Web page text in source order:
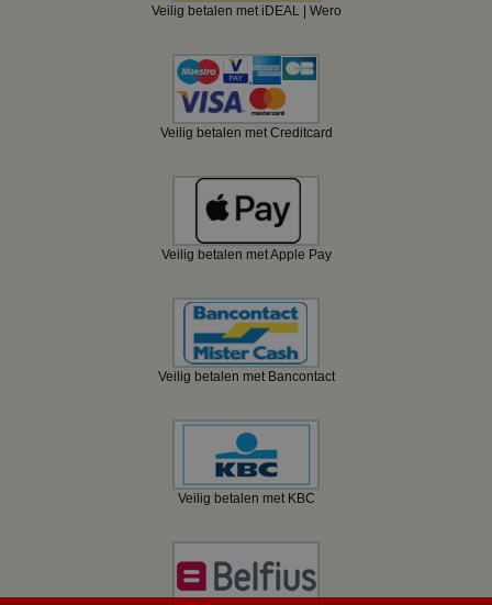
Veilig betalen met iDEAL | Wero
Veilig betalen met Creditcard
Veilig betalen met Apple Pay
Veilig betalen met Bancontact
Veilig betalen met KBC